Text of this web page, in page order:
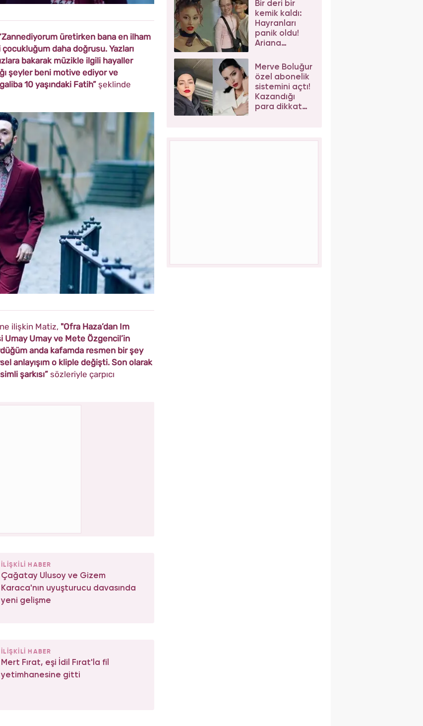
üretirken bana en ilham
daha doğrusu. Yazları
bakarak müzikle ilgili hayaller
şeyler beni motive ediyor ve
10 yaşındaki Fatih” şeklinde
ilişkin Matiz, "Ofra Haza’dan Im
Umay ve Mete Özgencil’in
anda kafamda resmen bir şey
anlayışım o kliple değişti. Son olarak
şarkısı” sözleriyle çarpıcı
İLİŞKİLİ HABER
Çağatay Ulusoy ve Gizem
Karaca'nın uyuşturucu davasında
yeni gelişme
İLİŞKİLİ HABER
Mert Fırat, eşi İdil Fırat'la fil
yetimhanesine gitti
peşe geliyor
Bir deri bir
kemik kaldı:
Hayranları
panik oldu!
Ariana
son hali
korkuttu
Merve Boluğur
özel abonelik
sistemini açtı!
Kazandığı
para dikkat